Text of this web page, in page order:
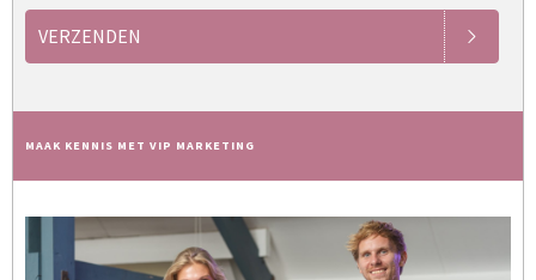
VERZENDEN
MAAK KENNIS MET VIP MARKETING